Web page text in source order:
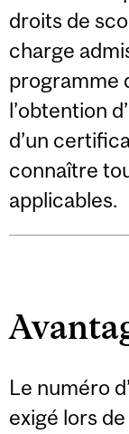
droits de
charge
programme
l’obtention
d’un
connaître
applicables.
Le numéro
exigé lors